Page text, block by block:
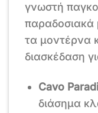
γνωστή
παραδοσιακά
τα μοντέρνα
διασκέδαση
Cavo
διάσημα